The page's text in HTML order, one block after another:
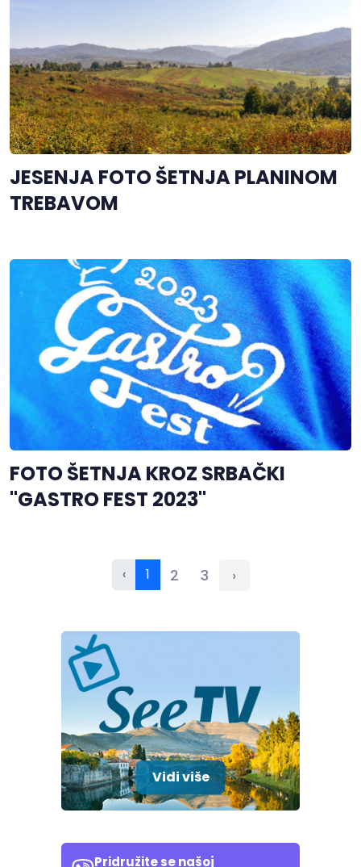
JESENJA FOTO ŠETNJA PLANINOM
TREBAVOM
FOTO ŠETNJA KROZ SRBAČKI
"GASTRO FEST 2023"
‹ 1 2 3 ›
Vidi više
Pridružite se našoj